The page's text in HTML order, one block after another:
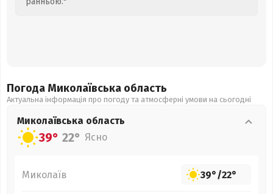
Погода Миколаївська область
Актуальна інформація про погоду та атмосферні умови на сьогодні
Миколаївська область
39° 22° Ясно
Миколаїв 39°/22°